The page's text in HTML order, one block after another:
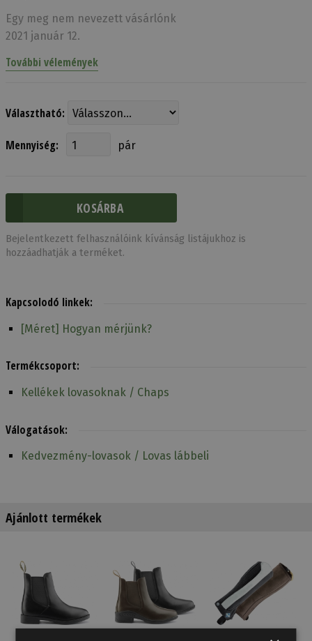
Egy meg nem nevezett vásárlónk
2021 január 12.
További vélemények
Választható:
Mennyiség: pár
Bejelentkezett felhasználóink kívánság listájukhoz is
hozzáadhatják a terméket.
Kapcsolodó linkek:
[Méret] Hogyan mérjünk?
Termékcsoport:
Kellékek lovasoknak / Chaps
Válogatások:
Kedvezmény-lovasok / Lovas lábbeli
Ajánlott termékek